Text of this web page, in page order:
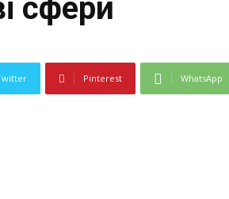
сфери
Pinterest WhatsApp